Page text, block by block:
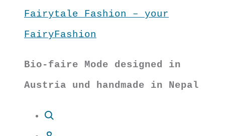
Fairytale Fashion – your
FairyFashion
Bio-faire Mode designed in
Austria und handmade in Nepal